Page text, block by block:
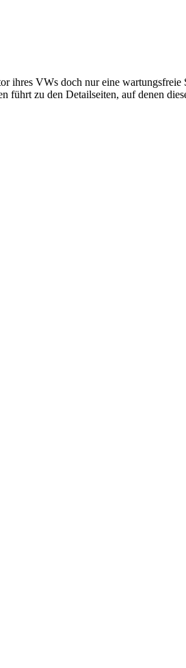
ihres VWs doch nur eine
zu den Detailseiten, auf denen